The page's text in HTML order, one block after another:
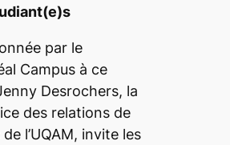
par le
Campusà ce
Desrochers, la
des relations de
l’UQAM, invite les